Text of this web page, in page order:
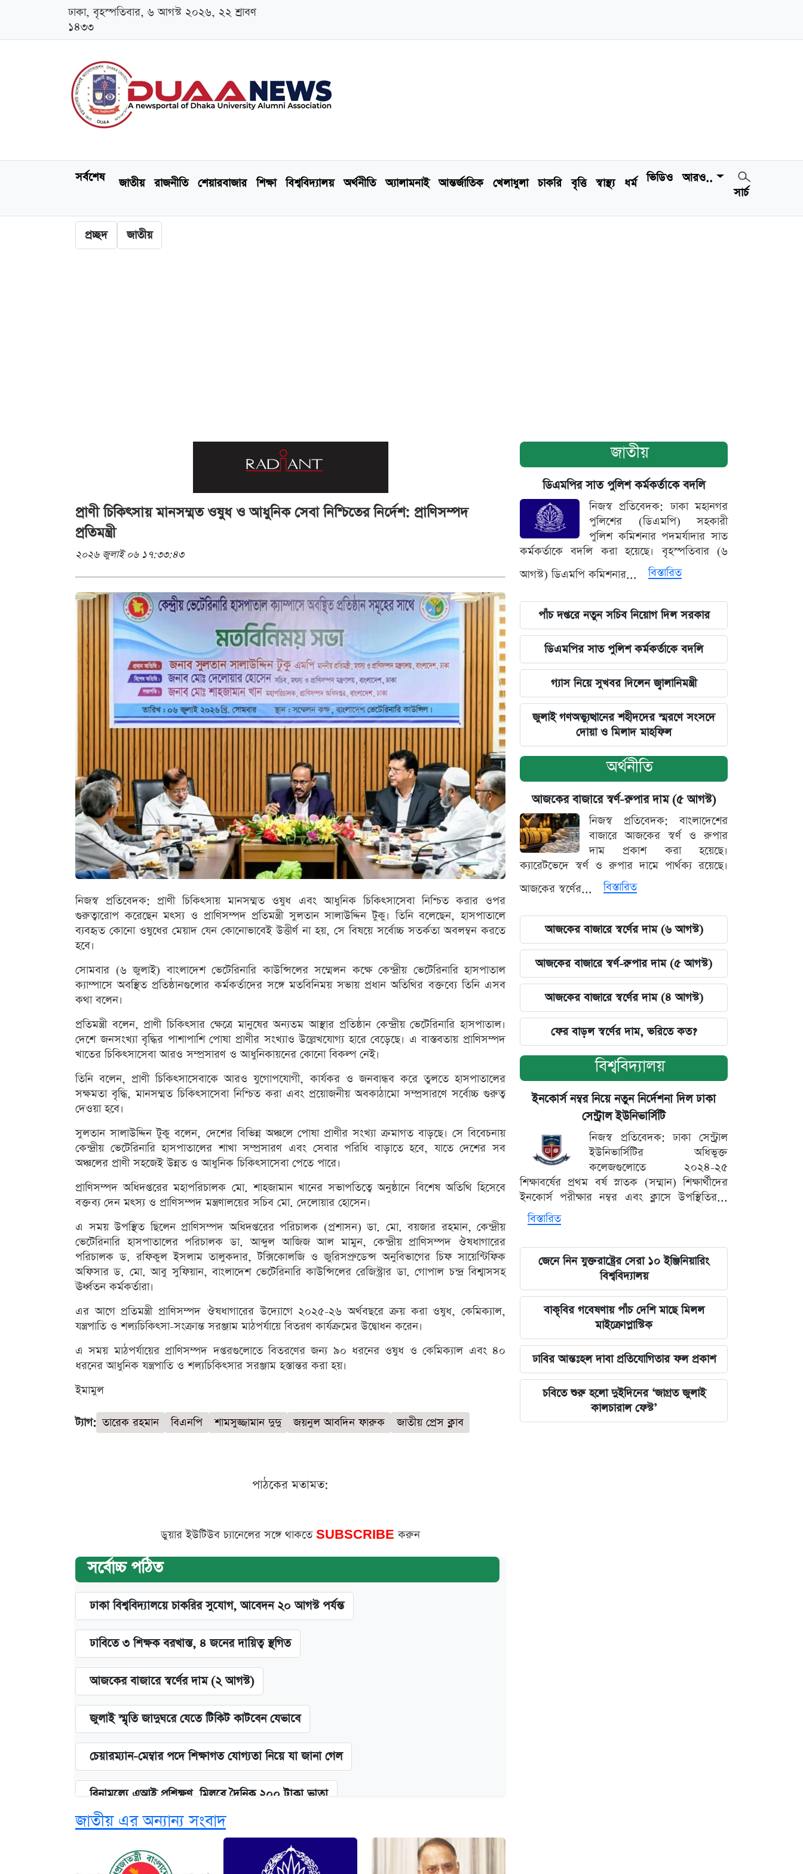
ঢাকা, বৃহস্পতিবার, ৬ আগস্ট ২০২৬, ২২ শ্রাবণ
১৪৩৩
সর্বশেষ জাতীয় রাজনীতি শেয়ারবাজার শিক্ষা বিশ্ববিদ্যালয় অর্থনীতি অ্যালামনাই আন্তর্জাতিক খেলাধুলা চাকরি বৃত্তি স্বাস্থ্য ধর্ম ভিডিও
আরও..
সার্চ
প্রচ্ছদ জাতীয়
প্রাণী চিকিৎসায় মানসম্মত ওষুধ ও আধুনিক সেবা নিশ্চিতের নির্দেশ: প্রাণিসম্পদ
প্রতিমন্ত্রী
২০২৬ জুলাই ০৬ ১৭:৩৩:৪৩
নিজস্ব প্রতিবেদক: প্রাণী চিকিৎসায় মানসম্মত ওষুধ এবং আধুনিক চিকিৎসাসেবা নিশ্চিত করার ওপর
গুরুত্বারোপ করেছেন মৎস্য ও প্রাণিসম্পদ প্রতিমন্ত্রী সুলতান সালাউদ্দিন টুকু। তিনি বলেছেন, হাসপাতালে
ব্যবহৃত কোনো ওষুধের মেয়াদ যেন কোনোভাবেই উত্তীর্ণ না হয়, সে বিষয়ে সর্বোচ্চ সতর্কতা অবলম্বন করতে
হবে।
সোমবার (৬ জুলাই) বাংলাদেশ ভেটেরিনারি কাউন্সিলের সম্মেলন কক্ষে কেন্দ্রীয় ভেটেরিনারি হাসপাতাল
ক্যাম্পাসে অবস্থিত প্রতিষ্ঠানগুলোর কর্মকর্তাদের সঙ্গে মতবিনিময় সভায় প্রধান অতিথির বক্তব্যে তিনি এসব
কথা বলেন।
প্রতিমন্ত্রী বলেন, প্রাণী চিকিৎসার ক্ষেত্রে মানুষের অন্যতম আস্থার প্রতিষ্ঠান কেন্দ্রীয় ভেটেরিনারি হাসপাতাল।
দেশে জনসংখ্যা বৃদ্ধির পাশাপাশি পোষা প্রাণীর সংখ্যাও উল্লেখযোগ্য হারে বেড়েছে। এ বাস্তবতায় প্রাণিসম্পদ
খাতের চিকিৎসাসেবা আরও সম্প্রসারণ ও আধুনিকায়নের কোনো বিকল্প নেই।
তিনি বলেন, প্রাণী চিকিৎসাসেবাকে আরও যুগোপযোগী, কার্যকর ও জনবান্ধব করে তুলতে হাসপাতালের
সক্ষমতা বৃদ্ধি, মানসম্মত চিকিৎসাসেবা নিশ্চিত করা এবং প্রয়োজনীয় অবকাঠামো সম্প্রসারণে সর্বোচ্চ গুরুত্ব
দেওয়া হবে।
সুলতান সালাউদ্দিন টুকু বলেন, দেশের বিভিন্ন অঞ্চলে পোষা প্রাণীর সংখ্যা ক্রমাগত বাড়ছে। সে বিবেচনায়
কেন্দ্রীয় ভেটেরিনারি হাসপাতালের শাখা সম্প্রসারণ এবং সেবার পরিধি বাড়াতে হবে, যাতে দেশের সব
অঞ্চলের প্রাণী সহজেই উন্নত ও আধুনিক চিকিৎসাসেবা পেতে পারে।
প্রাণিসম্পদ অধিদপ্তরের মহাপরিচালক মো. শাহজামান খানের সভাপতিত্বে অনুষ্ঠানে বিশেষ অতিথি হিসেবে
বক্তব্য দেন মৎস্য ও প্রাণিসম্পদ মন্ত্রণালয়ের সচিব মো. দেলোয়ার হোসেন।
এ সময় উপস্থিত ছিলেন প্রাণিসম্পদ অধিদপ্তরের পরিচালক (প্রশাসন) ডা. মো. বয়জার রহমান, কেন্দ্রীয়
ভেটেরিনারি হাসপাতালের পরিচালক ডা. আব্দুল আজিজ আল মামুন, কেন্দ্রীয় প্রাণিসম্পদ ঔষধাগারের
পরিচালক ড. রফিকুল ইসলাম তালুকদার, টক্সিকোলজি ও জুরিসপ্রুডেন্স অনুবিভাগের চিফ সায়েন্টিফিক
অফিসার ড. মো. আবু সুফিয়ান, বাংলাদেশ ভেটেরিনারি কাউন্সিলের রেজিস্ট্রার ডা. গোপাল চন্দ্র বিশ্বাসসহ
ঊর্ধ্বতন কর্মকর্তারা।
এর আগে প্রতিমন্ত্রী প্রাণিসম্পদ ঔষধাগারের উদ্যোগে ২০২৫-২৬ অর্থবছরে ক্রয় করা ওষুধ, কেমিক্যাল,
যন্ত্রপাতি ও শল্যচিকিৎসা-সংক্রান্ত সরঞ্জাম মাঠপর্যায়ে বিতরণ কার্যক্রমের উদ্বোধন করেন।
এ সময় মাঠপর্যায়ের প্রাণিসম্পদ দপ্তরগুলোতে বিতরণের জন্য ৯০ ধরনের ওষুধ ও কেমিক্যাল এবং ৪০
ধরনের আধুনিক যন্ত্রপাতি ও শল্যচিকিৎসার সরঞ্জাম হস্তান্তর করা হয়।
ইমামুল
ট্যাগ: তারেক রহমান বিএনপি শামসুজ্জামান দুদু জয়নুল আবদিন ফারুক জাতীয় প্রেস ক্লাব
পাঠকের মতামত:
ডুয়ার ইউটিউব চ্যানেলের সঙ্গে থাকতে SUBSCRIBEকরুন
সর্বোচ্চ পঠিত
ঢাকা বিশ্ববিদ্যালয়ে চাকরির সুযোগ, আবেদন ২০ আগস্ট পর্যন্ত
ঢাবিতে ৩ শিক্ষক বরখাস্ত, ৪ জনের দায়িত্ব স্থগিত
আজকের বাজারে স্বর্ণের দাম (২ আগস্ট)
জুলাই স্মৃতি জাদুঘরে যেতে টিকিট কাটবেন যেভাবে
চেয়ারম্যান-মেম্বার পদে শিক্ষাগত যোগ্যতা নিয়ে যা জানা গেল
বিনামূল্যে এআই প্রশিক্ষণ, মিলবে দৈনিক ২০০ টাকা ভাতা
দেশের বাজারে ফের বেড়েছে সোনার দাম
ভাতা-উপবৃত্তির আবেদন শুরু, জেনে নিন পদ্ধতি
জাতীয় এর অন্যান্য সংবাদ
জাতীয়
ডিএমপির সাত পুলিশ কর্মকর্তাকে বদলি
নিজস্ব প্রতিবেদক: ঢাকা মহানগর
পুলিশের (ডিএমপি) সহকারী
পুলিশ কমিশনার পদমর্যাদার সাত
কর্মকর্তাকে বদলি করা হয়েছে। বৃহস্পতিবার (৬
আগস্ট) ডিএমপি কমিশনার...
বিস্তারিত
পাঁচ দপ্তরে নতুন সচিব নিয়োগ দিল সরকার
ডিএমপির সাত পুলিশ কর্মকর্তাকে বদলি
গ্যাস নিয়ে সুখবর দিলেন জ্বালানিমন্ত্রী
জুলাই গণঅভ্যুত্থানের শহীদদের স্মরণে সংসদে
দোয়া ও মিলাদ মাহফিল
অর্থনীতি
আজকের বাজারে স্বর্ণ-রুপার দাম (৫ আগস্ট)
নিজস্ব প্রতিবেদক: বাংলাদেশের
বাজারে আজকের স্বর্ণ ও রুপার
দাম প্রকাশ করা হয়েছে।
ক্যারেটভেদে স্বর্ণ ও রুপার দামে পার্থক্য রয়েছে।
আজকের স্বর্ণের...
বিস্তারিত
আজকের বাজারে স্বর্ণের দাম (৬ আগস্ট)
আজকের বাজারে স্বর্ণ-রুপার দাম (৫ আগস্ট)
আজকের বাজারে স্বর্ণের দাম (৪ আগস্ট)
ফের বাড়ল স্বর্ণের দাম, ভরিতে কত?
বিশ্ববিদ্যালয়
ইনকোর্স নম্বর নিয়ে নতুন নির্দেশনা দিল ঢাকা
সেন্ট্রাল ইউনিভার্সিটি
নিজস্ব প্রতিবেদক: ঢাকা সেন্ট্রাল
ইউনিভার্সিটির অধিভুক্ত
কলেজগুলোতে ২০২৪-২৫
শিক্ষাবর্ষের প্রথম বর্ষ স্নাতক (সম্মান) শিক্ষার্থীদের
ইনকোর্স পরীক্ষার নম্বর এবং ক্লাসে উপস্থিতির...
বিস্তারিত
জেনে নিন যুক্তরাষ্ট্রের সেরা ১০ ইঞ্জিনিয়ারিং
বিশ্ববিদ্যালয়
বাকৃবির গবেষণায় পাঁচ দেশি মাছে মিলল
মাইক্রোপ্লাস্টিক
ঢাবির আন্তঃহল দাবা প্রতিযোগিতার ফল প্রকাশ
চবিতে শুরু হলো দুইদিনের ‘জাগ্রত জুলাই
কালচারাল ফেস্ট’